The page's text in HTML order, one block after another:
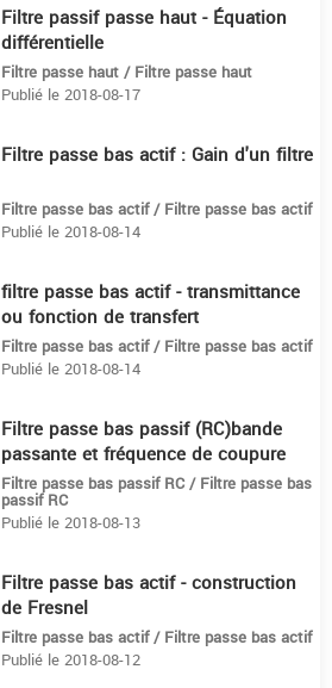
Filtre passif passe haut - Équation
différentielle
Filtre passe haut / Filtre passe haut
Publié le 2018-08-17
Filtre passe bas actif : Gain d'un filtre
Filtre passe bas actif / Filtre passe bas actif
Publié le 2018-08-14
filtre passe bas actif - transmittance
ou fonction de transfert️️
Filtre passe bas actif / Filtre passe bas actif
Publié le 2018-08-14
Filtre passe bas passif (RC)bande
passante et fréquence de coupure
Filtre passe bas passif RC / Filtre passe bas
passif RC
Publié le 2018-08-13
Filtre passe bas actif - construction
de Fresnel
Filtre passe bas actif / Filtre passe bas actif
Publié le 2018-08-12